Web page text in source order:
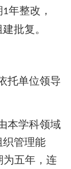
1年整改，
批复。
托单位领导
本学科领域
织管理能
为五年，连